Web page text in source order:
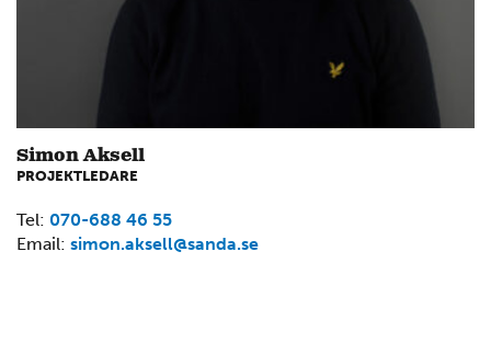
Simon Aksell
PROJEKTLEDARE
Tel: 070-688 46 55
Email: simon.aksell@sanda.se